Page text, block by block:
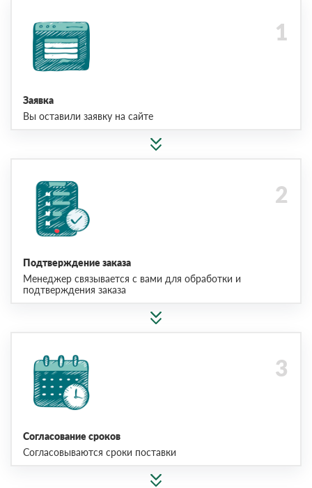
Заявка
Вы оставили заявку на сайте
Подтверждение заказа
Менеджер связывается с вами для обработки и
подтверждения заказа
Согласование сроков
Согласовываются сроки поставки